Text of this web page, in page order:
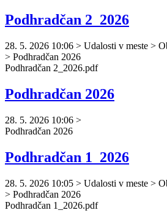
Podhradčan 2_2026
28. 5. 2026 10:06 > Udalosti v meste >
> Podhradčan 2026
Podhradčan 2_2026.pdf
Podhradčan 2026
28. 5. 2026 10:06 >
Podhradčan 2026
Podhradčan 1_2026
28. 5. 2026 10:05 > Udalosti v meste >
> Podhradčan 2026
Podhradčan 1_2026.pdf